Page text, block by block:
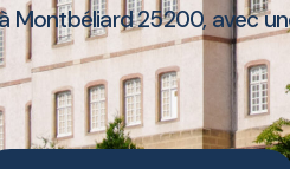
Montbéliard 25200, avec